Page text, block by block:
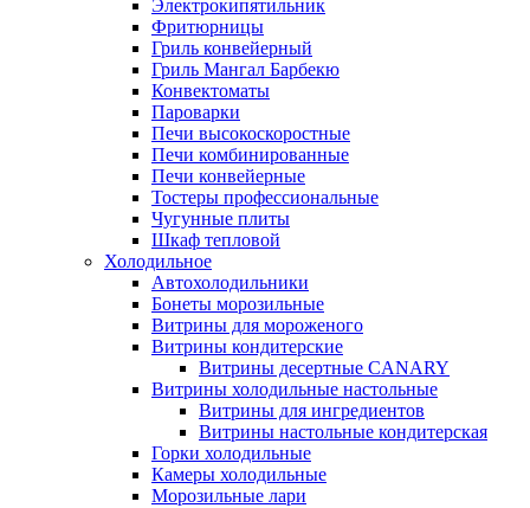
Электрокипятильник
Фритюрницы
Гриль конвейерный
Гриль Мангал Барбекю
Конвектоматы
Пароварки
Печи высокоскоростные
Печи комбинированные
Печи конвейерные
Тостеры профессиональные
Чугунные плиты
Шкаф тепловой
Холодильное
Автохолодильники
Бонеты морозильные
Витрины для мороженого
Витрины кондитерские
Витрины десертные CANARY
Витрины холодильные настольные
Витрины для ингредиентов
Витрины настольные кондитерская
Горки холодильные
Камеры холодильные
Морозильные лари